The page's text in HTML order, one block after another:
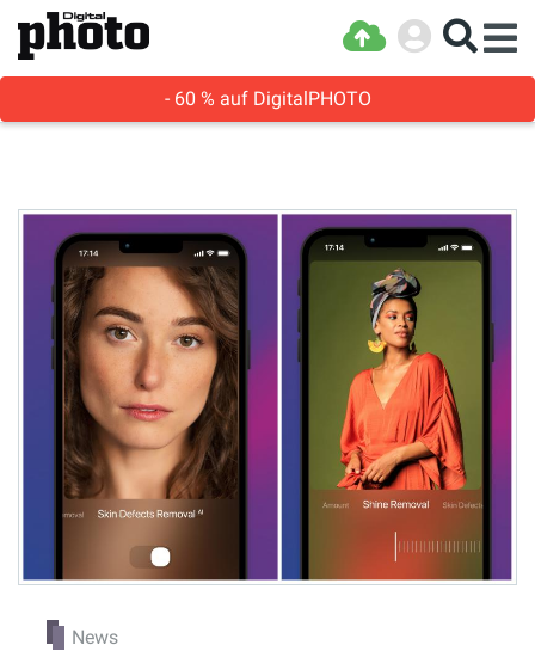
- 60 % auf DigitalPHOTO
News